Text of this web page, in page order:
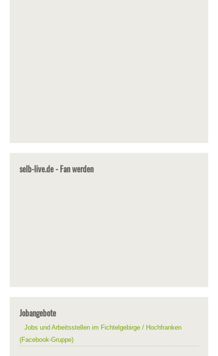
selb-live.de - Fan werden
Jobangebote
Jobs und Arbeitsstellen im Fichtelgebirge / Hochfranken
(Facebook-Gruppe)